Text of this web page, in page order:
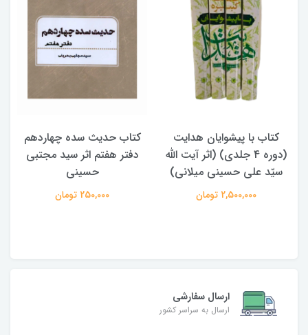
کتاب با پیشوایان هدایت
(دوره 4 جلدی) (اثر آیت الله
سیّد علی حسینی میلانی)
2,500,000 تومان
کتاب حدیث سده چهاردهم
دفتر هفتم اثر سید مجتبی
حسینی
250,000 تومان
ارسال سفارشی
ارسال به سراسر کشور